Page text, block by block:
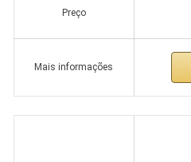
Preço
Mais informações